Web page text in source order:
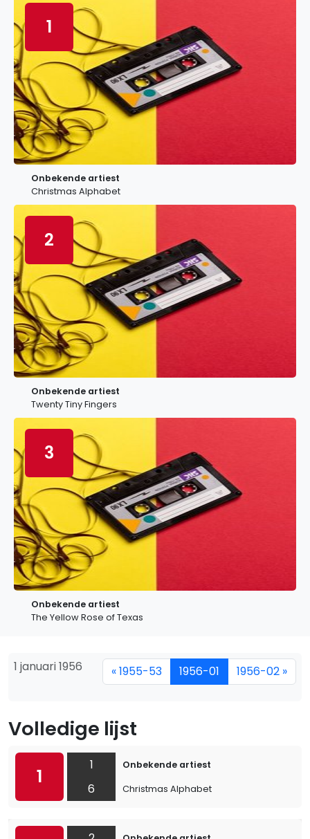
1
Onbekende artiest
Christmas Alphabet
2
Onbekende artiest
Twenty Tiny Fingers
3
Onbekende artiest
The Yellow Rose of Texas
1 januari 1956 « 1955-53 1956-01 1956-02 »
Volledige lijst
1
1
6
Onbekende artiest
Christmas Alphabet